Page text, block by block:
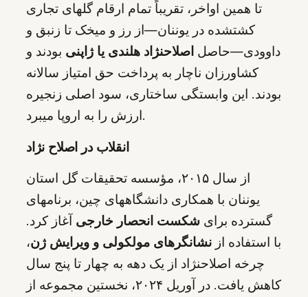
تا همین اواخر، تقریباً تمام ارقام گلهای تجاری
کشتشده در یوننان—از رز و میخک تا زنبق و
داوودی—حاصل اصلاحنژاد هلندی یا ژاپنی بودند و
کشاورزان ناچار به پرداخت حق امتیاز سالانه
بودند. این وابستگی ساختاری، سود اصلی زنجیره
ارزش را به اروپا میبرد.
انقلاب در اصلاح نژاد
از سال ۲۰۱۵، مؤسسه تحقیقات گل استان
یوننان با همکاری دانشگاههای چین، برنامهای
گسترده برای شکست انحصار خارجی آغاز کرد.
با استفاده از نشانگرهای مولکولی و ویرایش ژن،
چرخه اصلاحنژاد از یک دهه به چهار تا پنج سال
کاهش یافت. در آوریل ۲۰۲۴، نخستین مجموعه از